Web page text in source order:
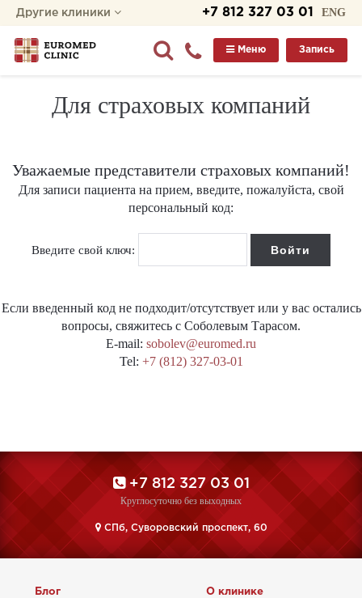
ENG
+7 812 327 03 01
Другие клиники
Запись
Меню
Для страховых компаний
Уважаемые представители страховых компаний!
Для записи пациента на прием, введите, пожалуйста, свой
персональный код:
Введите свой ключ:
Если введенный код не подходит/отсутствует или у вас остались
вопросы, свяжитесь с Соболевым Тарасом.
E-mail: sobolev@euromed.ru
Tel: +7 (812) 327-03-01
+7 812 327 03 01
Круглосуточно без выходных
CПб, Суворовский проспект, 60
Блог О клинике